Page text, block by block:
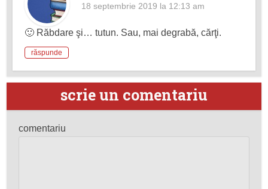
18 septembrie 2019 la 12:13 am
🙂 Răbdare şi… tutun. Sau, mai degrabă, cărţi.
răspunde
scrie un comentariu
comentariu